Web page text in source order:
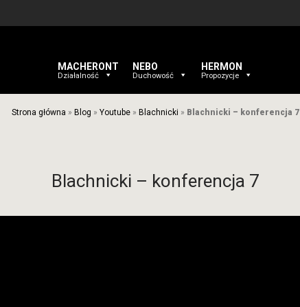
MACHERONT
Działalność
NEBO
Duchowość
HERMON
Propozycje
Strona główna » Blog » Youtube» Blachnicki » Blachnicki – konferencja 7
Blachnicki – konferencja 7